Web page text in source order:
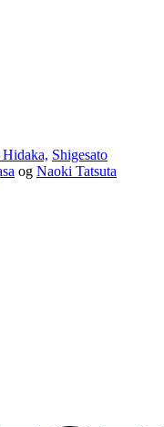
Shigesato
og Naoki Tatsuta